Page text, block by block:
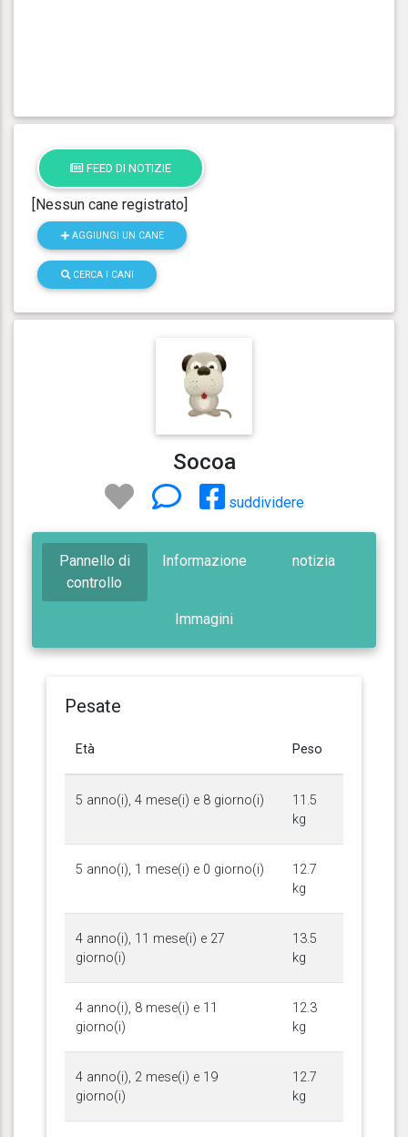
FEED DI NOTIZIE
[Nessun cane registrato]
AGGIUNGI UN CANE
CERCA I CANI
Socoa
suddividere
Pannello di
controllo
Informazione notizia
Immagini
Pesate
Età Peso
5 anno(i), 4 mese(i) e 8 giorno(i)
11.5
kg
5 anno(i), 1 mese(i) e 0 giorno(i)
12.7
kg
4 anno(i), 11 mese(i) e 27
giorno(i)
13.5
kg
4 anno(i), 8 mese(i) e 11
giorno(i)
12.3
kg
4 anno(i), 2 mese(i) e 19
giorno(i)
12.7
kg